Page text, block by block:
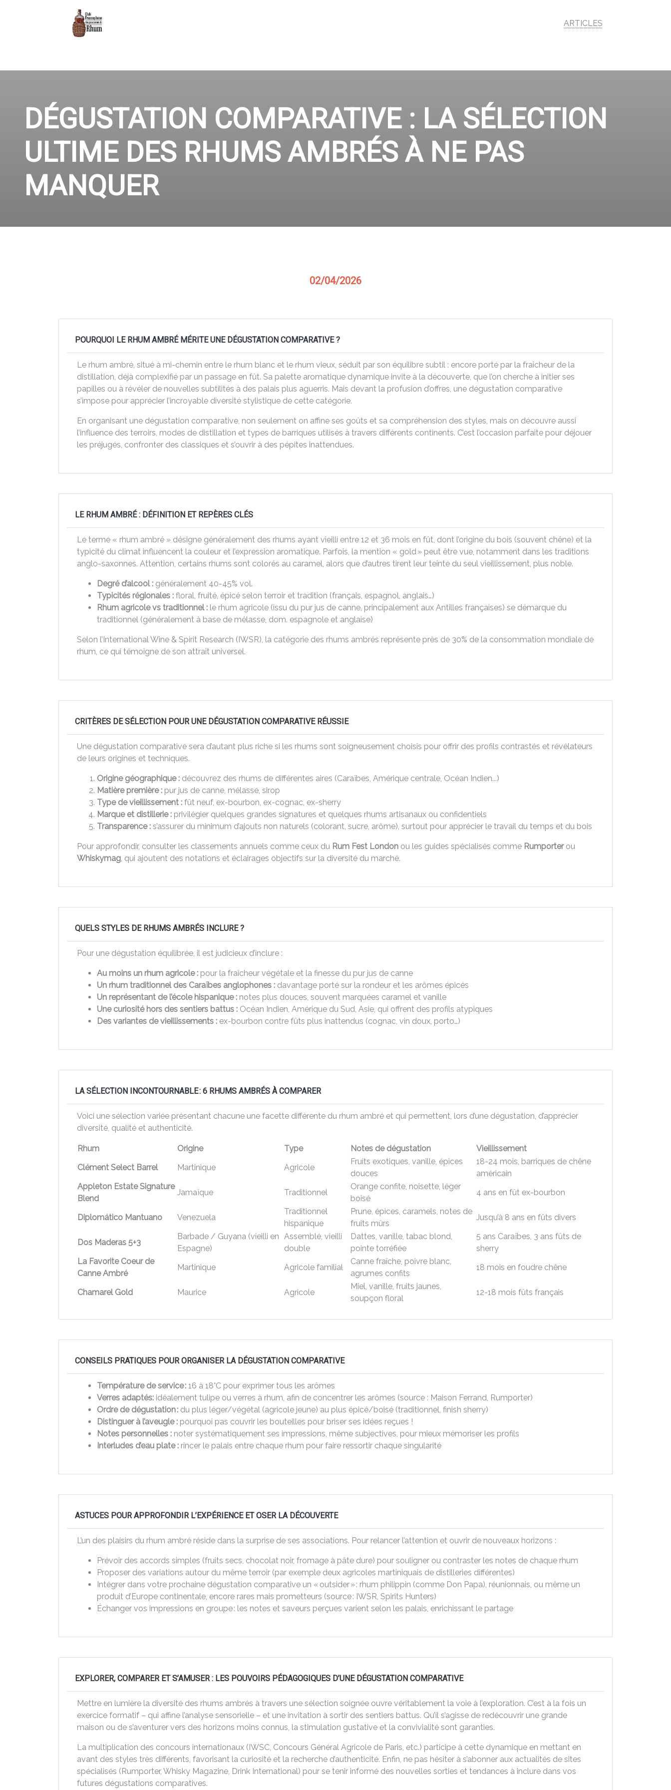
ARTICLES
DÉGUSTATION COMPARATIVE : LA SÉLECTION
ULTIME DES RHUMS AMBRÉS À NE PAS
MANQUER
02/04/2026
POURQUOI LE RHUM AMBRÉ MÉRITE UNE DÉGUSTATION COMPARATIVE ?
Le rhum ambré, situé à mi-chemin entre le rhum blanc et le rhum vieux, séduit par son équilibre subtil : encore porté par la fraîcheur de la
distillation, déjà complexifié par un passage en fût. Sa palette aromatique dynamique invite à la découverte, que l’on cherche à initier ses
papilles ou à révéler de nouvelles subtilités à des palais plus aguerris. Mais devant la profusion d’offres, une dégustation comparative
s’impose pour apprécier l’incroyable diversité stylistique de cette catégorie.
En organisant une dégustation comparative, non seulement on affine ses goûts et sa compréhension des styles, mais on découvre aussi
l’influence des terroirs, modes de distillation et types de barriques utilisés à travers différents continents. C’est l’occasion parfaite pour déjouer
les préjugés, confronter des classiques et s’ouvrir à des pépites inattendues.
LE RHUM AMBRÉ : DÉFINITION ET REPÈRES CLÉS
Le terme « rhum ambré » désigne généralement des rhums ayant vieilli entre 12 et 36 mois en fût, dont l’origine du bois (souvent chêne) et la
typicité du climat influencent la couleur et l’expression aromatique. Parfois, la mention « gold » peut être vue, notamment dans les traditions
anglo-saxonnes. Attention, certains rhums sont colorés au caramel, alors que d’autres tirent leur teinte du seul vieillissement, plus noble.
Degré d’alcool : généralement 40-45% vol.
Typicités régionales : floral, fruité, épicé selon terroir et tradition (français, espagnol, anglais…)
Rhum agricole vs traditionnel : le rhum agricole (issu du pur jus de canne, principalement aux Antilles françaises) se démarque du
traditionnel (généralement à base de mélasse, dom. espagnole et anglaise)
Selon l’International Wine & Spirit Research (IWSR), la catégorie des rhums ambrés représente près de 30% de la consommation mondiale de
rhum, ce qui témoigne de son attrait universel.
CRITÈRES DE SÉLECTION POUR UNE DÉGUSTATION COMPARATIVE RÉUSSIE
Une dégustation comparative sera d’autant plus riche si les rhums sont soigneusement choisis pour offrir des profils contrastés et révélateurs
de leurs origines et techniques.
Origine géographique : découvrez des rhums de différentes aires (Caraïbes, Amérique centrale, Océan Indien...)
Matière première : pur jus de canne, mélasse, sirop
Type de vieillissement : fût neuf, ex-bourbon, ex-cognac, ex-sherry
Marque et distillerie : privilégier quelques grandes signatures et quelques rhums artisanaux ou confidentiels
Transparence : s’assurer du minimum d’ajouts non naturels (colorant, sucre, arôme), surtout pour apprécier le travail du temps et du bois
Pour approfondir, consulter les classements annuels comme ceux du Rum Fest London ou les guides spécialisés comme Rumporterou
Whiskymag, qui ajoutent des notations et éclairages objectifs sur la diversité du marché.
QUELS STYLES DE RHUMS AMBRÉS INCLURE ?
Pour une dégustation équilibrée, il est judicieux d’inclure :
Au moins un rhum agricole : pour la fraîcheur végétale et la finesse du pur jus de canne
Un rhum traditionnel des Caraïbes anglophones : davantage porté sur la rondeur et les arômes épicés
Un représentant de l’école hispanique : notes plus douces, souvent marquées caramel et vanille
Une curiosité hors des sentiers battus : Océan Indien, Amérique du Sud, Asie, qui offrent des profils atypiques
Des variantes de vieillissements : ex-bourbon contre fûts plus inattendus (cognac, vin doux, porto…)
LA SÉLECTION INCONTOURNABLE : 6 RHUMS AMBRÉS À COMPARER
Voici une sélection variée présentant chacune une facette différente du rhum ambré et qui permettent, lors d’une dégustation, d’apprécier
diversité, qualité et authenticité.
Rhum Origine Type Notes de dégustation
Vieillissement
Clément Select Barrel
Martinique Agricole
Fruits exotiques, vanille, épices
douces
18-24 mois, barriques de chêne
américain
Appleton Estate Signature
Blend
Jamaïque Traditionnel
Orange confite, noisette, léger
boisé
4 ans en fût ex-bourbon
Diplomático Mantuano Venezuela
Traditionnel
hispanique
Prune, épices, caramels, notes de
fruits mûrs
Jusqu’à 8 ans en fûts divers
Dos Maderas 5+3
Barbade / Guyana (vieilli en
Espagne)
Assemblé, vieilli
double
Dattes, vanille, tabac blond,
pointe torréfiée
5 ans Caraïbes, 3 ans fûts de
sherry
La Favorite Coeur de
Canne Ambré
Martinique Agricole familial
Canne fraîche, poivre blanc,
agrumes confits
18 mois en foudre chêne
Chamarel Gold Maurice Agricole
Miel, vanille, fruits jaunes,
soupçon floral
12-18 mois fûts français
CONSEILS PRATIQUES POUR ORGANISER LA DÉGUSTATION COMPARATIVE
Température de service : 16 à 18°C pour exprimer tous les arômes
Verres adaptés: idéalement tulipe ou verres à rhum, afin de concentrer les arômes (source : Maison Ferrand, Rumporter)
Ordre de dégustation : du plus léger/végétal (agricole jeune) au plus épicé/boisé (traditionnel, finish sherry)
Distinguer à l’aveugle : pourquoi pas couvrir les bouteilles pour briser ses idées reçues !
Notes personnelles : noter systématiquement ses impressions, même subjectives, pour mieux mémoriser les profils
Interludes d’eau plate : rincer le palais entre chaque rhum pour faire ressortir chaque singularité
ASTUCES POUR APPROFONDIR L’EXPÉRIENCE ET OSER LA DÉCOUVERTE
L’un des plaisirs du rhum ambré réside dans la surprise de ses associations. Pour relancer l’attention et ouvrir de nouveaux horizons :
Prévoir des accords simples (fruits secs, chocolat noir, fromage à pâte dure) pour souligner ou contraster les notes de chaque rhum
Proposer des variations autour du même terroir (par exemple deux agricoles martiniquais de distilleries différentes)
Intégrer dans votre prochaine dégustation comparative un « outsider » : rhum philippin (comme Don Papa), réunionnais, ou même un
produit d’Europe continentale, encore rares mais prometteurs (source : IWSR, Spirits Hunters)
Échanger vos impressions en groupe : les notes et saveurs perçues varient selon les palais, enrichissant le partage
EXPLORER, COMPARER ET S’AMUSER : LES POUVOIRS PÉDAGOGIQUES D’UNE DÉGUSTATION COMPARATIVE
Mettre en lumière la diversité des rhums ambrés à travers une sélection soignée ouvre véritablement la voie à l’exploration. C’est à la fois un
exercice formatif – qui affine l’analyse sensorielle – et une invitation à sortir des sentiers battus. Qu’il s’agisse de redécouvrir une grande
maison ou de s’aventurer vers des horizons moins connus, la stimulation gustative et la convivialité sont garanties.
La multiplication des concours internationaux (IWSC, Concours Général Agricole de Paris, etc.) participe à cette dynamique en mettant en
avant des styles très différents, favorisant la curiosité et la recherche d’authenticité. Enfin, ne pas hésiter à s’abonner aux actualités de sites
spécialisés (Rumporter, Whisky Magazine, Drink International) pour se tenir informé des nouvelles sorties et tendances à inclure dans vos
futures dégustations comparatives.